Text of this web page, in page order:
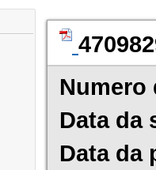
Numero
Data da
Data da